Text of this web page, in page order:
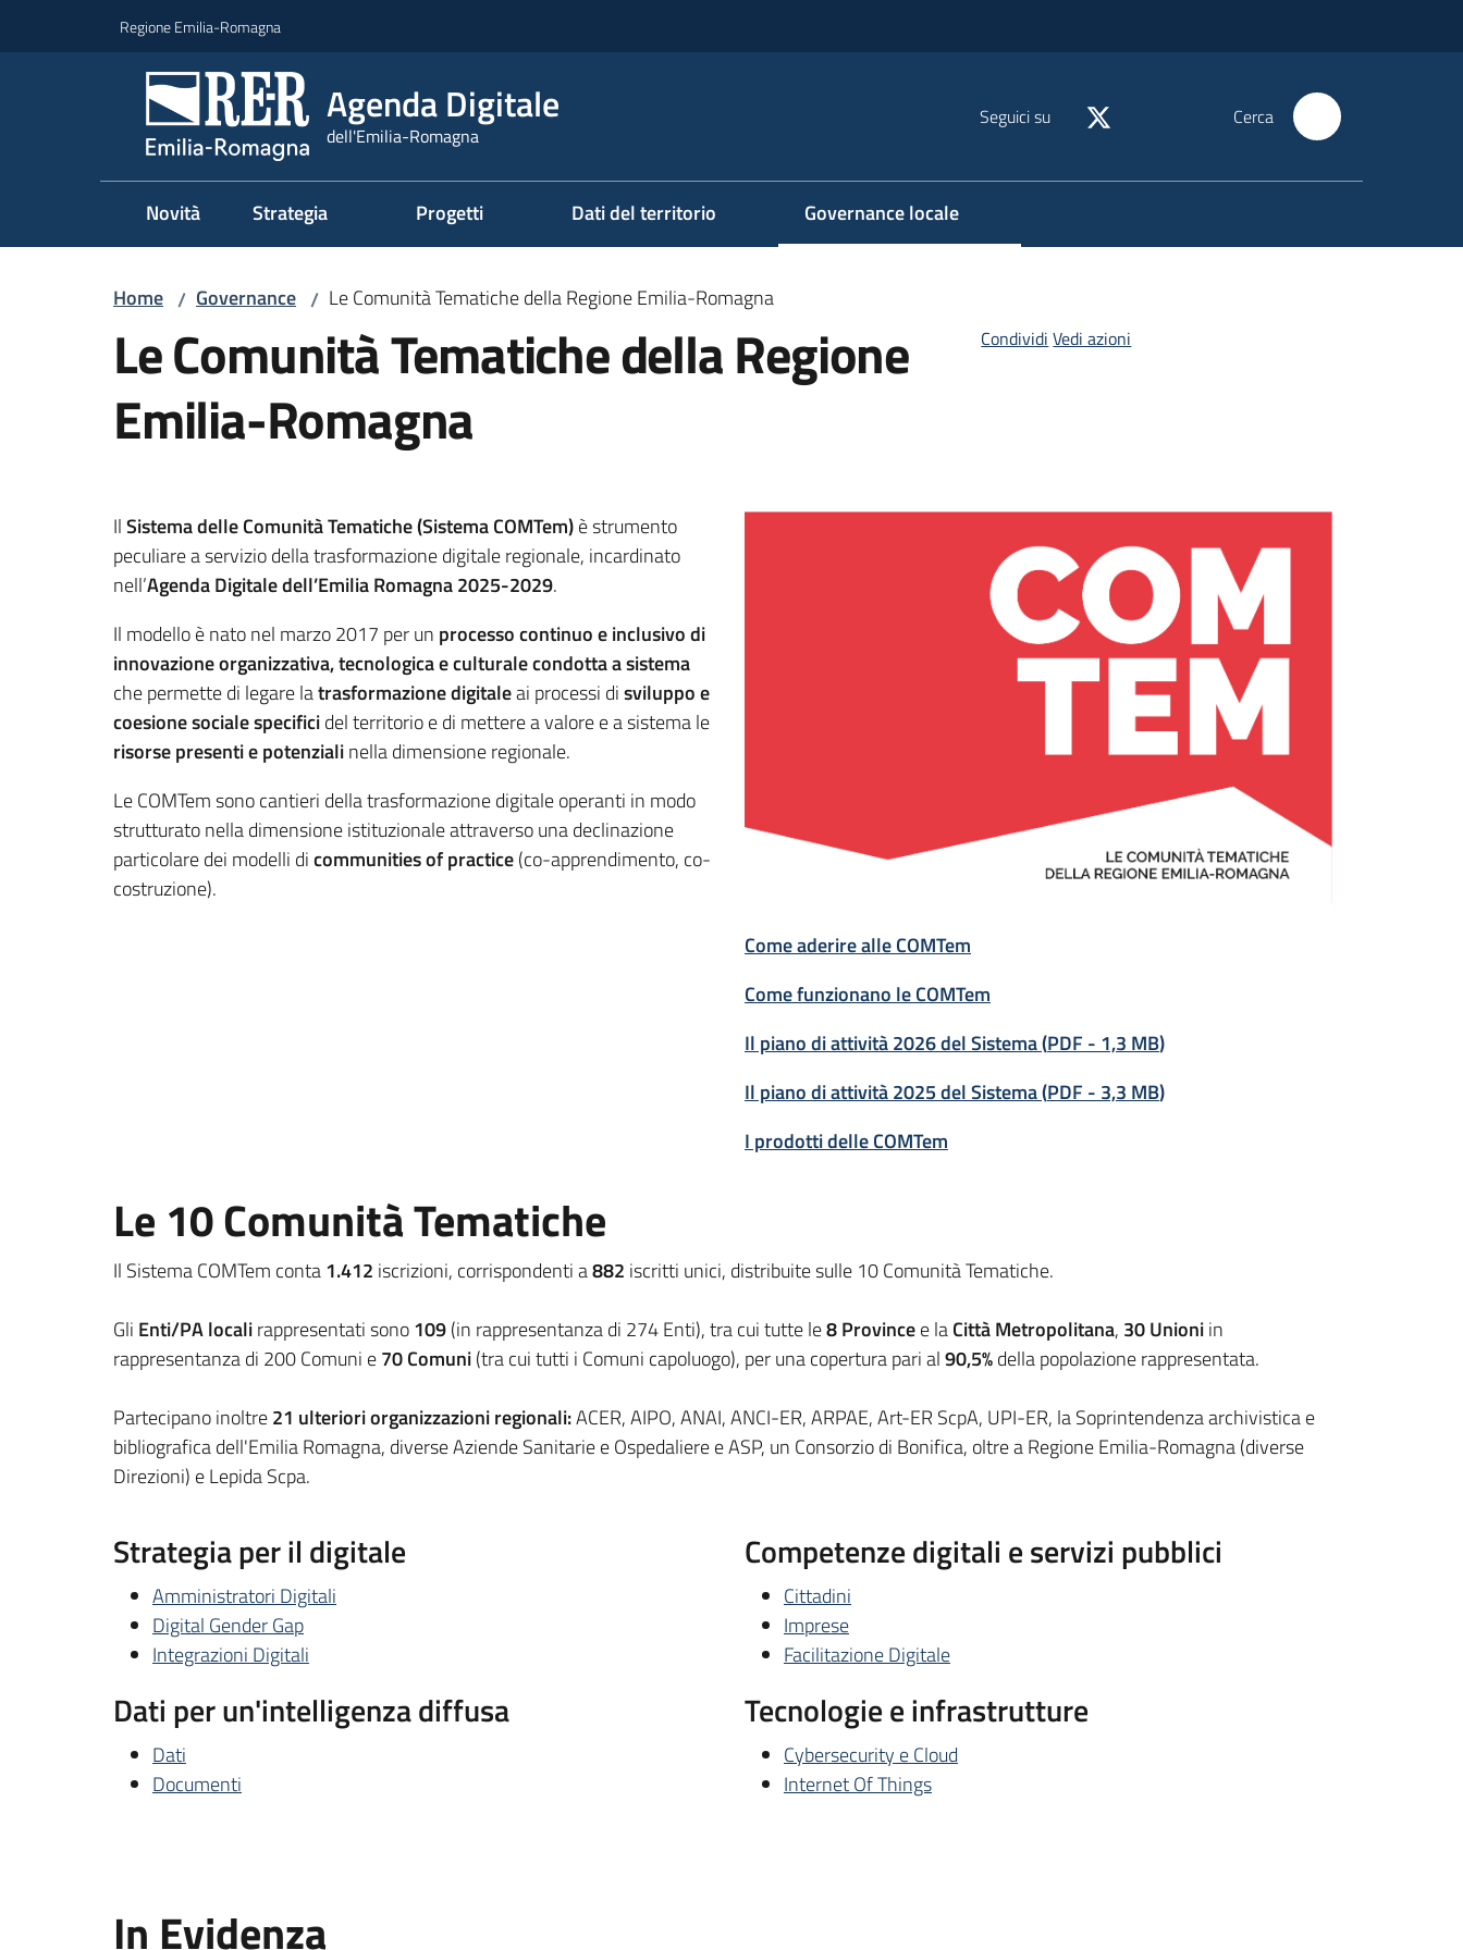
Regione Emilia-Romagna
Agenda Digitale
dell'Emilia-Romagna
Seguici su Cerca
Novità Strategia Progetti Dati del territorio Governance locale
Home / Governance / Le Comunità Tematiche della Regione Emilia-Romagna
Le Comunità Tematiche della Regione
Emilia-Romagna
Condividi Vedi azioni
IlSistema delle Comunità Tematiche (Sistema COMTem)è strumento
peculiare a servizio della trasformazione digitale regionale, incardinato
nell’Agenda Digitale dell’Emilia Romagna 2025-2029.
Il modello è nato nel marzo 2017 per un processo continuo e inclusivo di
innovazione organizzativa, tecnologica e culturale condotta a sistema
che permette di legare latrasformazione digitaleai processi disviluppo e
coesione sociale specificidel territorio e di mettere a valore e a sistema le
risorse presenti e potenzialinella dimensione regionale.
Le COMTem sono cantieri della trasformazione digitale operanti in modo
strutturato nella dimensione istituzionale attraverso una declinazione
particolare dei modelli dicommunities of practice(co-apprendimento, co-
costruzione).
Come aderire alle COMTem
Come funzionano le COMTem
Il piano di attività 2026 del Sistema(PDF - 1,3 MB)
Il piano di attività 2025 del Sistema(PDF - 3,3 MB)
I prodotti delle COMTem
Le 10 Comunità Tematiche
Il Sistema COMTem conta1.412 iscrizioni, corrispondenti a882 iscritti unici, distribuite sulle 10 Comunità Tematiche.
Gli Enti/PA localirappresentati sono109(in rappresentanza di 274 Enti), tra cui tutte le8 Provincee laCittà Metropolitana, 30 Unioniin
rappresentanza di 200 Comuni e70 Comuni(tra cui tutti i Comuni capoluogo), per una copertura pari al90,5%della popolazione rappresentata.
Partecipano inoltre21 ulteriori organizzazioni regionali:ACER, AIPO, ANAI, ANCI-ER, ARPAE, Art-ER ScpA, UPI-ER, la Soprintendenza archivistica e
bibliografica dell'Emilia Romagna, diverse Aziende Sanitarie e Ospedaliere e ASP, un Consorzio di Bonifica, oltre a Regione Emilia-Romagna (diverse
Direzioni) e Lepida Scpa.
Strategia per il digitale
Amministratori Digitali
Digital Gender Gap
Integrazioni Digitali
Dati per un'intelligenza diffusa
Dati
Documenti
Competenze digitali e servizi pubblici
Cittadini
Imprese
Facilitazione Digitale
Tecnologie e infrastrutture
Cybersecurity e Cloud
Internet Of Things
In Evidenza